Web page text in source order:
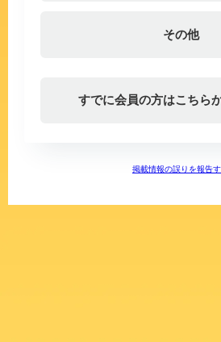
その他
すでに会員の方はこちら
掲載情報の誤りを報告